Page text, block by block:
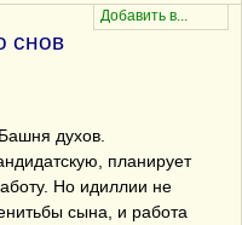
снов
духов.
планирует
Но идиллии не
сына, и работа